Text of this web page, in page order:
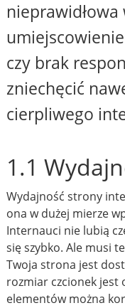
nieprawidłowa
czy brak
zniechęcić
cierpliwego
1.1
Wydajność strony
ona w dużej mierze
Internauci nie lubią
się szybko. Ale musi
Twoja strona jest
rozmiar czcionek jest
elementów można